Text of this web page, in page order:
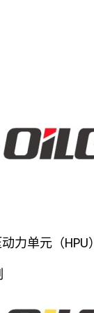
力单元（HPU